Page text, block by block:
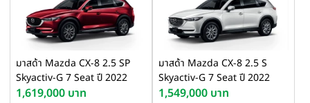
มาสด้า Mazda CX-8 2.5 SP
Skyactiv-G 7 Seat ปี 2022
1,619,000 บาท
มาสด้า Mazda CX-8 2.5 S
Skyactiv-G 7 Seat ปี 2022
1,549,000 บาท